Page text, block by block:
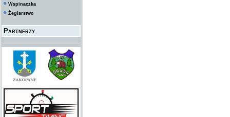
Wspinaczka
Żeglarstwo
Partnerzy